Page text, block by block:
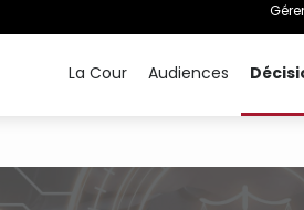
La Cour Audiences